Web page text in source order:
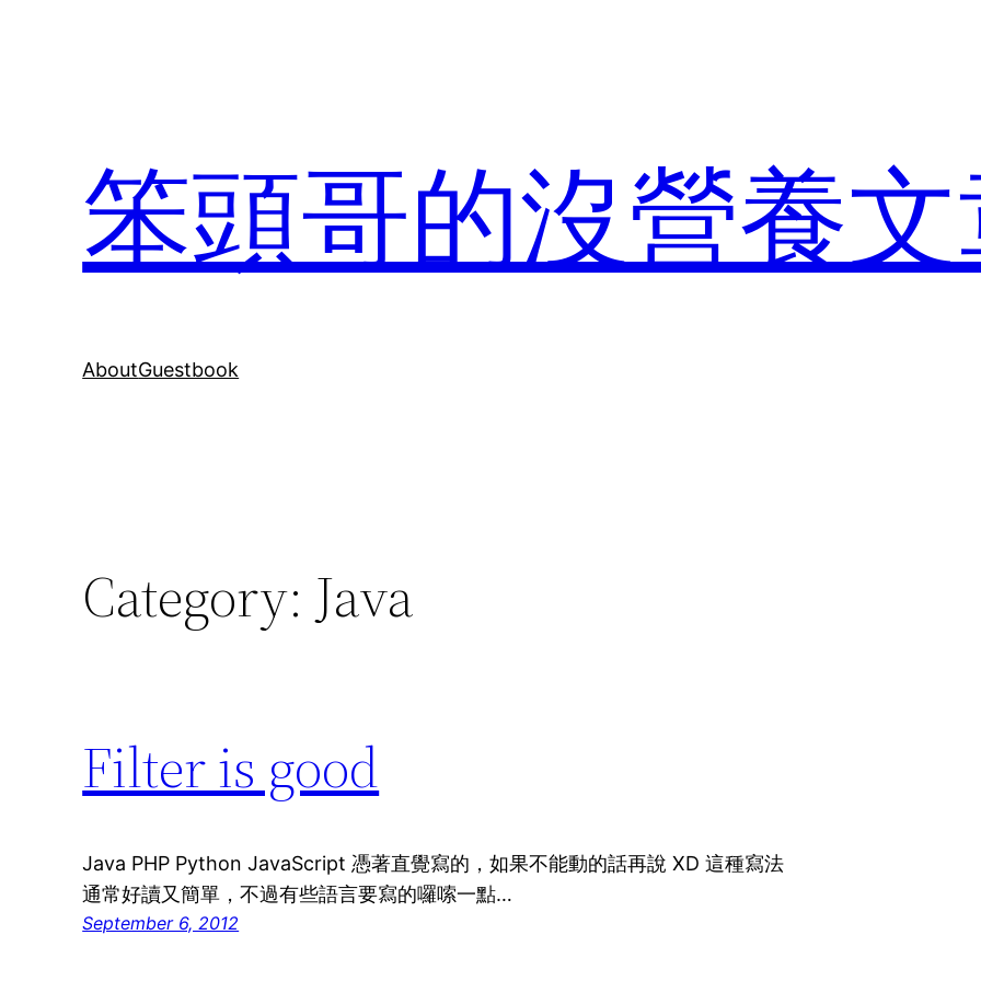
笨頭哥的沒營養
AboutGuestbook
Category: Java
Filter is good
Java PHP Python JavaScript 憑著直覺寫的，如果不能動的話再說 XD 這種寫法
通常好讀又簡單，不過有些語言要寫的囉嗦一點…
September 6, 2012